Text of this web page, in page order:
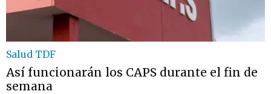
Salud TDF
Así funcionarán los CAPS durante el fin de
semana